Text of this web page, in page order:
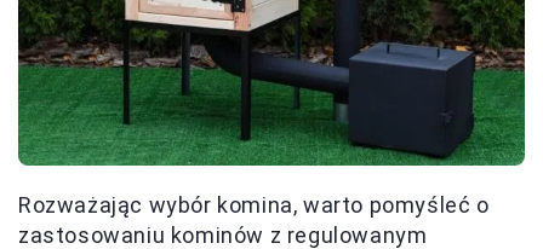
Rozważając wybór komina, warto pomyśleć o
zastosowaniu kominów z regulowanym